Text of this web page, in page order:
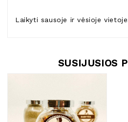
Laikyti sausoje ir vėsioje
SUSIJUSIOS